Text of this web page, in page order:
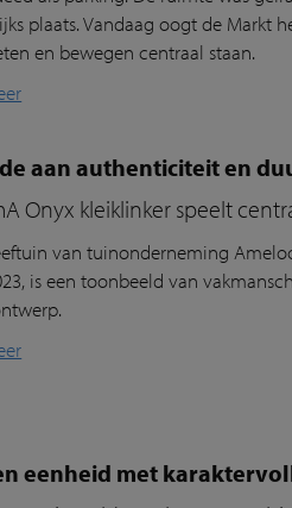
plaats. Vandaag oogt de Markt
en bewegen centraal staan.
aan authenticiteit en
Onyx kleiklinker speelt
van tuinonderneming
is een toonbeeld van
eenheid met